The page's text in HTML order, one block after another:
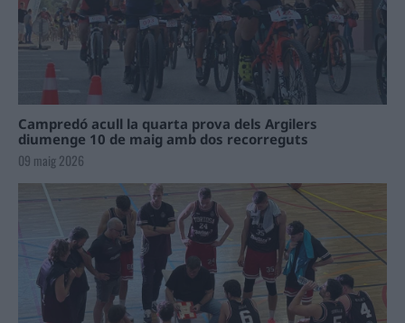
Campredó acull la quarta prova dels Argilers
diumenge 10 de maig amb dos recorreguts
09 maig 2026